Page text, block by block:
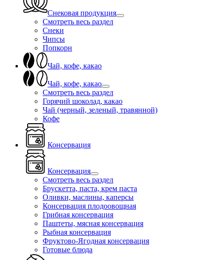
Снековая продукция
Смотреть весь раздел
Снеки
Чипсы
Попкорн
Чай, кофе, какао
Чай, кофе, какао
Смотреть весь раздел
Горячий шоколад, какао
Чай (черный, зеленый, травянной)
Кофе
Консервация
Консервация
Смотреть весь раздел
Брускетта, паста, крем паста
Оливки, маслины, каперсы
Консервация плодоовощная
Грибная консервация
Паштеты, мясная консервация
Рыбная консервация
Фруктово-Ягодная консервация
Готовые блюда